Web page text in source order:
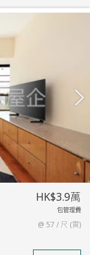
HK$3.9萬
包管理費
@ 57 / 尺 (實)